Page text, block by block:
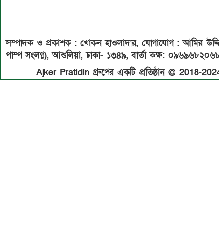
সম্পাদক ও প্রকাশক : খোকন হাওলাদার, যোগাযোগ : আমির
পাম্প সংলগ্ন), আশুলিয়া, ঢাকা- ১৩৪৯,বার্তা কক্ষ:
Ajker Pratidin গ্রুপের একটি প্রতিষ্ঠান © 2018-